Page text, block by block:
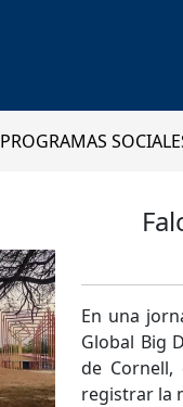
PROGRAMAS
En una
Global Big
de
registrar la